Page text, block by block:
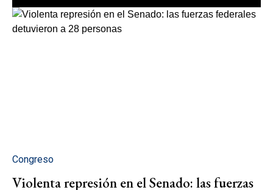
Congreso
Violenta represión en el Senado: las fuerzas